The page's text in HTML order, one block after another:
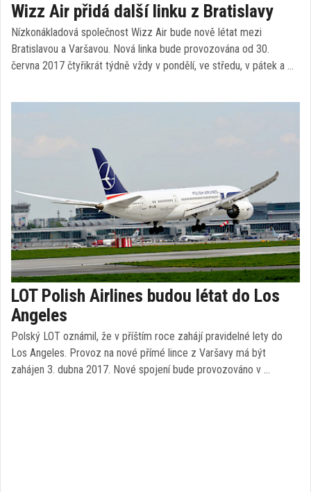
Wizz Air přidá další linku z Bratislavy
Nízkonákladová společnost Wizz Air bude nově létat mezi
Bratislavou a Varšavou. Nová linka bude provozována od 30.
června 2017 čtyřikrát týdně vždy v pondělí, ve středu, v pátek a …
LOT Polish Airlines budou létat do Los
Angeles
Polský LOT oznámil, že v příštím roce zahájí pravidelné lety do
Los Angeles. Provoz na nové přímé lince z Varšavy má být
zahájen 3. dubna 2017. Nové spojení bude provozováno v …